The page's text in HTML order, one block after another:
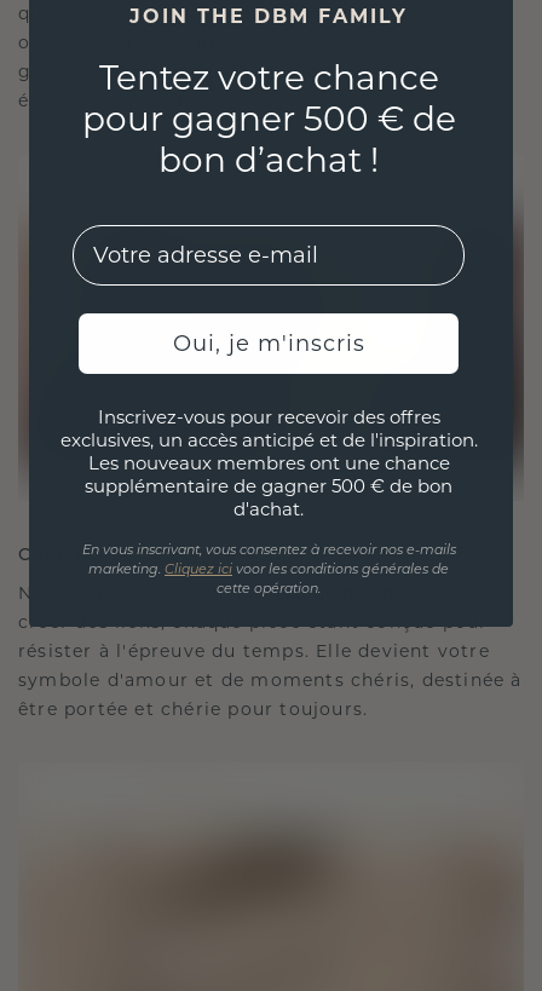
que des diamants synthétiques. Nos experts en
orfèvrerie allient durabilité et savoir-faire inégalé,
garantissant ainsi que vos bijoux sont aussi
éthiques qu'exquis.
CRÉÉ POUR LA CONNEXION
Notre philosophie en matière de design est de
créer des liens, chaque pièce étant conçue pour
résister à l'épreuve du temps. Elle devient votre
symbole d'amour et de moments chéris, destinée à
être portée et chérie pour toujours.
JOIN THE DBM FAMILY
Tentez votre chance
pour gagner 500 € de
bon d’achat !
EMail
Oui, je m'inscris
Inscrivez-vous pour recevoir des offres
exclusives, un accès anticipé et de l'inspiration.
Les nouveaux membres ont une chance
supplémentaire de gagner 500 € de bon
d'achat.
En vous inscrivant, vous consentez à recevoir nos e-mails
marketing. Cliquez ici voor les conditions générales de
cette opération.